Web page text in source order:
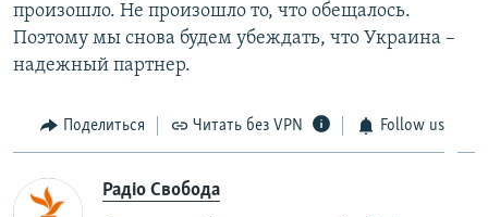
произошло. Не произошло то, что обещалось.
Поэтому мы снова будем убеждать, что Украина –
надежный партнер.
Поделиться Читать без VPN Follow us
Радіо Свобода